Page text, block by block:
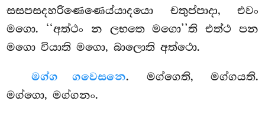
සසපසදහරිණෙණෙය්යාදයො චතුප්පාදා, එවං
මගො. ‘‘අත්ථං න ලභතෙ මගො’’ති එත්ථ පන
මගො වියාති මගො, බාලොති අත්ථො.
මග්ග ගවෙසනෙ. මග්ගෙති, මග්ගයති.
මග්ගො, මග්ගනං.